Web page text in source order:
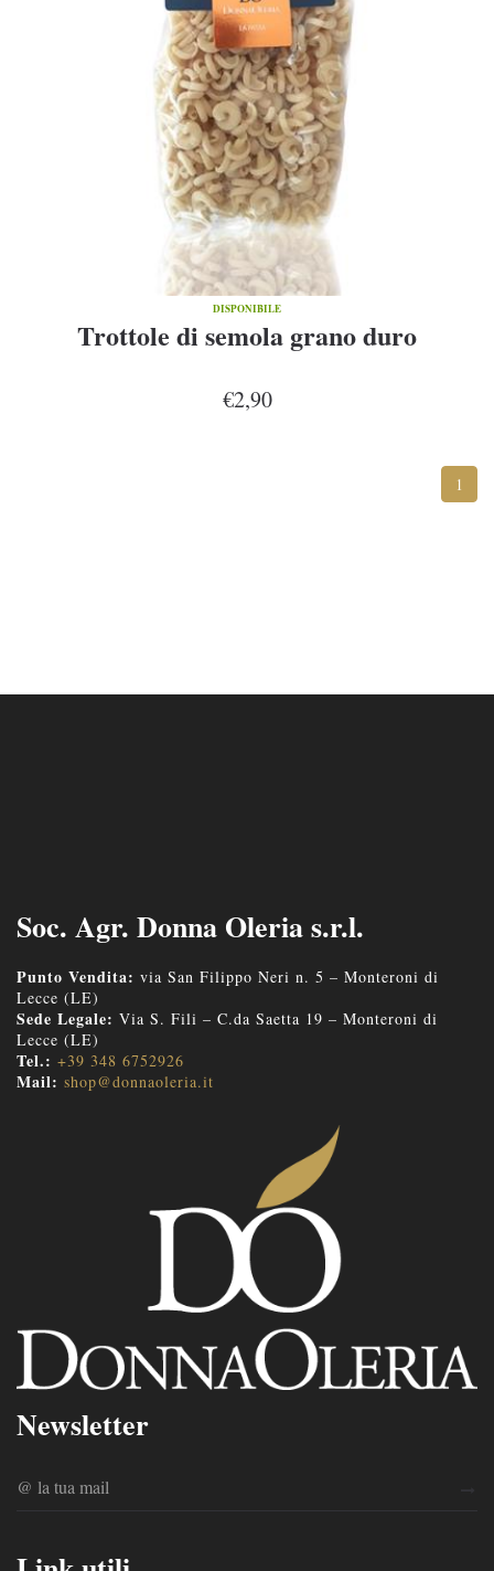
DISPONIBILE
Trottole di semola grano duro
€2,90
1
Soc. Agr. Donna Oleria s.r.l.
Punto Vendita: via San Filippo Neri n. 5 – Monteroni di
Lecce (LE)
Sede Legale: Via S. Fili – C.da Saetta 19 – Monteroni di
Lecce (LE)
Tel.: +39 348 6752926
Mail: shop@donnaoleria.it
Newsletter